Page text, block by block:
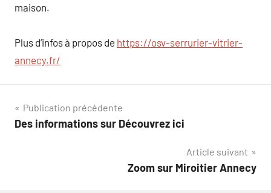
maison.
Plus d’infos à propos de https://osv-serrurier-vitrier-
annecy.fr/
Navigation
de
Publication précédente
Des informations sur Découvrez ici
Article suivant
Zoom sur Miroitier Annecy